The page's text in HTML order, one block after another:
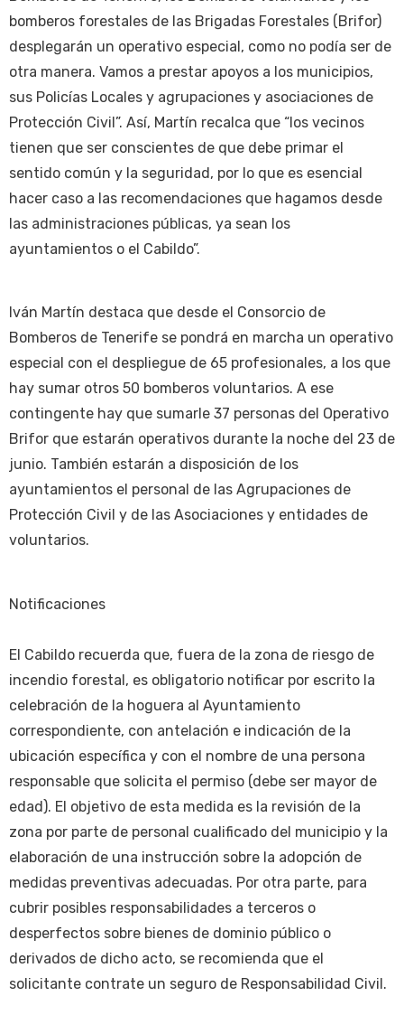
bomberos forestales de las Brigadas Forestales (Brifor)
desplegarán un operativo especial, como no podía ser de
otra manera. Vamos a prestar apoyos a los municipios,
sus Policías Locales y agrupaciones y asociaciones de
Protección Civil”. Así, Martín recalca que “los vecinos
tienen que ser conscientes de que debe primar el
sentido común y la seguridad, por lo que es esencial
hacer caso a las recomendaciones que hagamos desde
las administraciones públicas, ya sean los
ayuntamientos o el Cabildo”.
Iván Martín destaca que desde el Consorcio de
Bomberos de Tenerife se pondrá en marcha un operativo
especial con el despliegue de 65 profesionales, a los que
hay sumar otros 50 bomberos voluntarios. A ese
contingente hay que sumarle 37 personas del Operativo
Brifor que estarán operativos durante la noche del 23 de
junio. También estarán a disposición de los
ayuntamientos el personal de las Agrupaciones de
Protección Civil y de las Asociaciones y entidades de
voluntarios.
Notificaciones
El Cabildo recuerda que, fuera de la zona de riesgo de
incendio forestal, es obligatorio notificar por escrito la
celebración de la hoguera al Ayuntamiento
correspondiente, con antelación e indicación de la
ubicación específica y con el nombre de una persona
responsable que solicita el permiso (debe ser mayor de
edad). El objetivo de esta medida es la revisión de la
zona por parte de personal cualificado del municipio y la
elaboración de una instrucción sobre la adopción de
medidas preventivas adecuadas. Por otra parte, para
cubrir posibles responsabilidades a terceros o
desperfectos sobre bienes de dominio público o
derivados de dicho acto, se recomienda que el
solicitante contrate un seguro de Responsabilidad Civil.